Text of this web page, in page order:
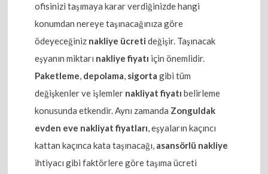
ofisinizi taşımaya karar verdiğinizde hangi
konumdan nereye taşınacağınıza göre
ödeyeceğiniz nakliye ücreti değişir. Taşınacak
eşyanın miktarı nakliye fiyatı için önemlidir.
Paketleme, depolama, sigorta gibi tüm
değişkenler ve işlemler nakliyat fiyatı belirleme
konusunda etkendir. Aynı zamanda Zonguldak
evden eve nakliyat fiyatları, eşyaların kaçıncı
kattan kaçınca kata taşınacağı, asansörlü nakliye
ihtiyacı gibi faktörlere göre taşıma ücreti